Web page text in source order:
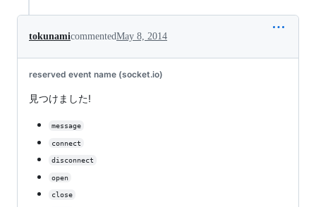
tokunamicommentedMay 8, 2014
reserved event name (socket.io)
見つけました!
message
connect
disconnect
open
close